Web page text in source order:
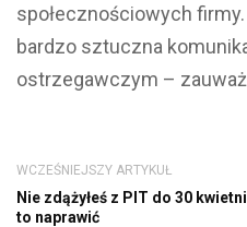
społecznościowych
bardzo sztuczna
ostrzegawczym –
WCZEŚNIEJSZY ARTYKUŁ
Nie zdążyłeś z PIT do 30
to naprawić